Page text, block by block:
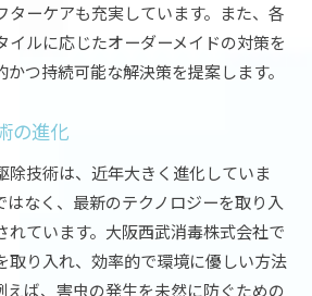
ターケアも充実しています。また、各
イルに応じたオーダーメイドの対策を
つ持続可能な解決策を提案します。
の進化
除技術は、近年大きく進化していま
はなく、最新のテクノロジーを取り入
れています。大阪西武消毒株式会社で
取り入れ、効率的で環境に優しい方法
えば、害虫の発生を未然に防ぐための